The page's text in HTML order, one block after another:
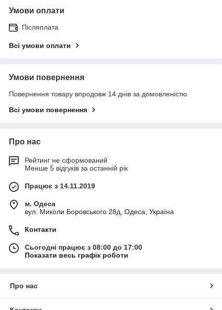
Умови оплати
Післяплата
Всі умови оплати
Умови повернення
Повернення товару впродовж 14 днів за домовленістю
Всі умови повернення
Про нас
Рейтинг не сформований
Менше 5 відгуків за останній рік
Працює з 14.11.2019
м. Одеса
вул. Миколи Боровського 28д, Одеса, Україна
Контакти
Сьогодні працює з 08:00 до 17:00
Показати весь графік роботи
Про нас